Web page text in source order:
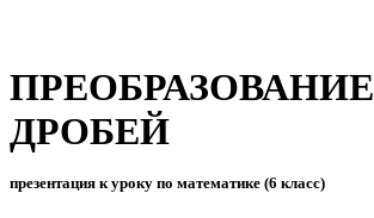
ПРЕОБРАЗОВАНИЕ
ДРОБЕЙ
презентация к уроку по математике (6 класс)